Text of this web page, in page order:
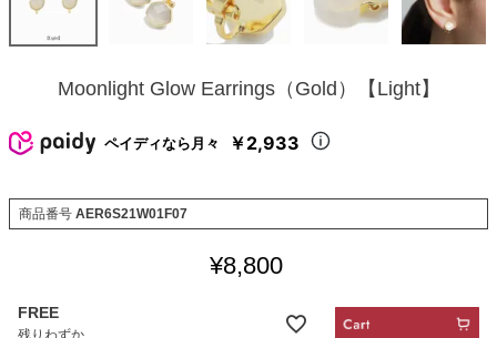
Moonlight Glow Earrings（Gold）【Light】
ペイディなら月々 ￥2,933
商品番号 AER6S21W01F07
¥8,800
FREE